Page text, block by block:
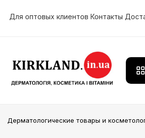
Для оптовых клиентов Контакты
Дерматологическая продукция
Дерматологические товары и